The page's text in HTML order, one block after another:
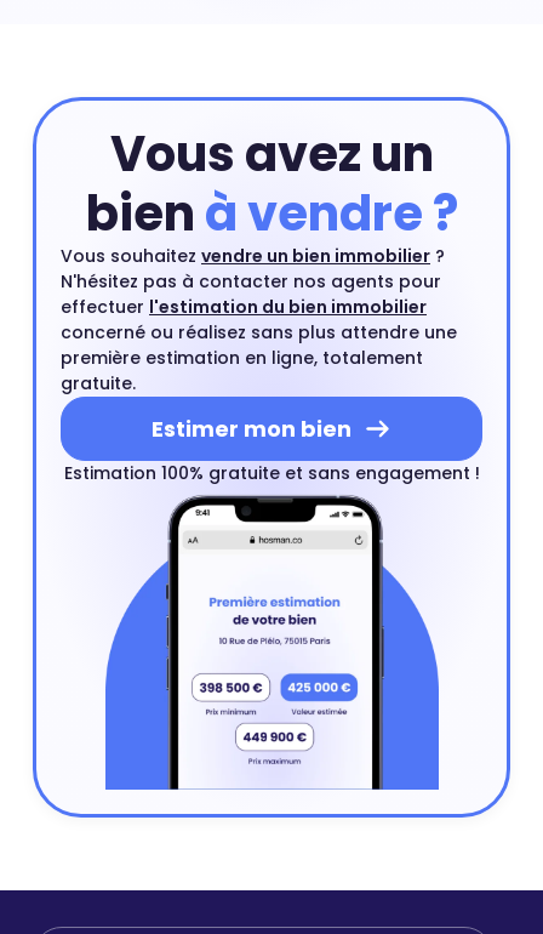
engagement.
Vous avez un
bienà vendre ?
Vous souhaitez vendre un bien immobilier ?
N'hésitez pas à contacter nos agents pour
effectuer l'estimation du bien immobilier
concerné ou réalisez sans plus attendre une
première estimation en ligne, totalement
gratuite.
Estimer mon bien
Estimation 100% gratuite et sans engagement !